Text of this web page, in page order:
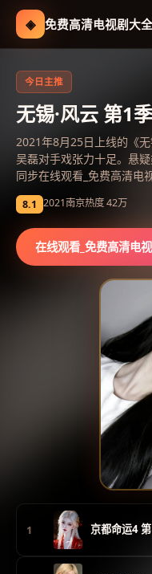
◈ 免费高清电视剧大全
免费高清电视
今日主推
无锡·风云 第1季
2021年8月25日上线的《
吴磊对手戏张力十足。悬
同步在线观看_免费高清电
8.1 2021南京热度42万
在线观看_免费高清电
1 京都命运4